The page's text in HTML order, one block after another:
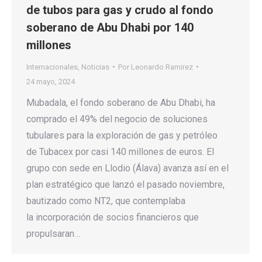
de tubos para gas y crudo al fondo
soberano de Abu Dhabi por 140
millones
Internacionales Noticias Por Leonardo Ramirez
24 mayo, 2024
Mubadala, el fondo soberano de Abu Dhabi, ha
comprado el 49% del negocio de soluciones
tubulares para la exploración de gas y petróleo
de Tubacex por casi 140 millones de euros. El
grupo con sede en Llodio (Álava) avanza así en el
plan estratégico que lanzó el pasado noviembre,
bautizado como NT2, que contemplaba
la incorporación de socios financieros que
propulsaran…